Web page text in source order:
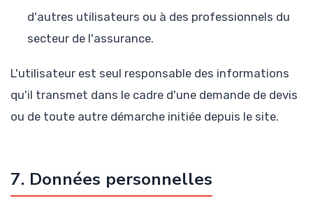
d'autres utilisateurs ou à des professionnels du
secteur de l'assurance.
L'utilisateur est seul responsable des informations
qu'il transmet dans le cadre d'une demande de devis
ou de toute autre démarche initiée depuis le site.
7. Données personnelles